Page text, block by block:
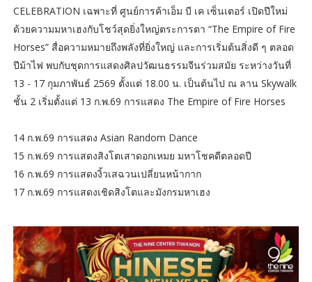
CELEBRATION เฉพาะที่ ศูนย์การค้าเอ็ม บี เค เซ็นเตอร์ เปิดปีใหม่
ด้วยความมหาเฮงกับโชว์สุดยิ่งใหญ่ตระการตา “The Empire of Fire
Horses” สื่อความหมายถึงพลังที่ยิ่งใหญ่ และการเริ่มต้นสิ่งดี ๆ ตลอด
ปีม้าไฟ พบกับชุดการแสดงศิลปวัฒนธรรมจีนร่วมสมัย ระหว่างวันที่
13 - 17 กุมภาพันธ์ 2569 ตั้งแต่ 18.00 น. เป็นต้นไป ณ ลาน Skywalk
ชั้น 2 เริ่มตั้งแต่ 13 ก.พ.69 การแสดง The Empire of Fire Horses
14 ก.พ.69 การแสดง Asian Random Dance
15 ก.พ.69 การแสดงสิงโตเสาดอกเหมย มหาโชคดีตลอดปี
16 ก.พ.69 การแสดงงิ้วเสฉวนเปลี่ยนหน้ากาก
17 ก.พ.69 การแสดงเชิดสิงโตและมังกรมหาเฮง